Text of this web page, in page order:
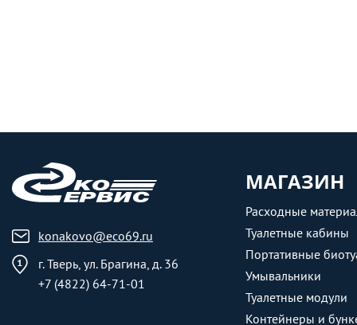
konakovo@eco69.ru
г. Тверь, ул. Брагина, д. 36
+7 (4822) 64-71-01
МАГАЗИН
Расходные
Туалетные кабины
Портативные
Умывальники
Туалетные модули
Контейнеры и